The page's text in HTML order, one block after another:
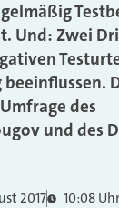
Und: Zwei
des
und des
2017 10:08 Uhr